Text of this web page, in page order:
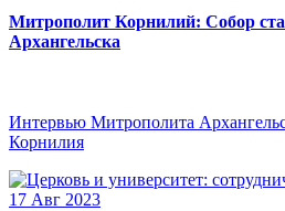
Митрополит Корнилий: Собор
Архангельска
Интервью Митрополита
Корнилия
17 Авг 2023